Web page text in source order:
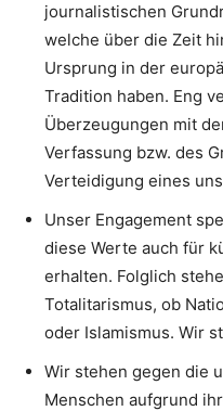
journalistischen
welche über die Zeit
Ursprung in der
Tradition haben. Eng
Überzeugungen mit
Verfassung bzw. des
Verteidigung eines
Unser Engagement
diese Werte auch für
erhalten. Folglich
Totalitarismus, ob
oder Islamismus. Wir
Wir stehen gegen die
Menschen aufgrund